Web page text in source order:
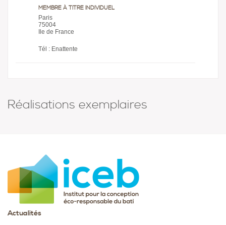
MEMBRE À TITRE INDIVIDUEL
Paris
75004
Ile de France
Tél : Enattente
Réalisations exemplaires
Actualités